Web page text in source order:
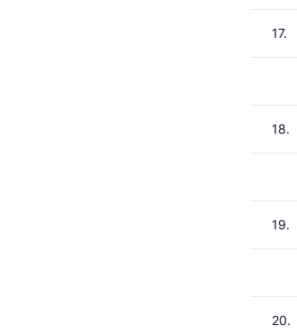
17.
18.
19.
20.